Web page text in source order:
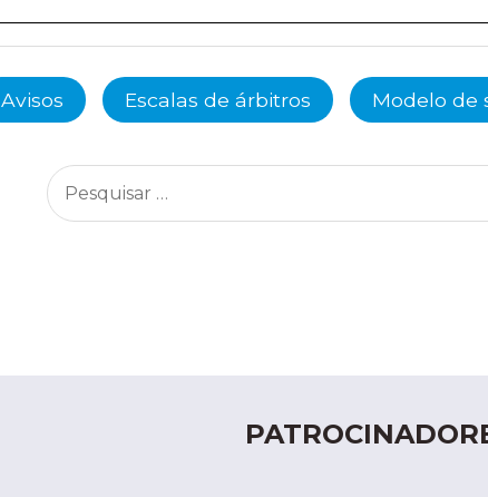
Avisos Escalas de árbitros Modelo de
Pesquisar
por: